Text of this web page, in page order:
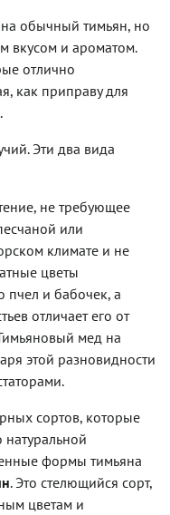
обычный тимьян, но
вкусом и ароматом.
отлично
как приправу для
Эти два вида
не требующее
или
климате и не
цветы
пчел и бабочек, а
отличает его от
мед на
этой разновидности
сортов, которые
формы тимьяна
. Это стелющийся сорт,
цветам и